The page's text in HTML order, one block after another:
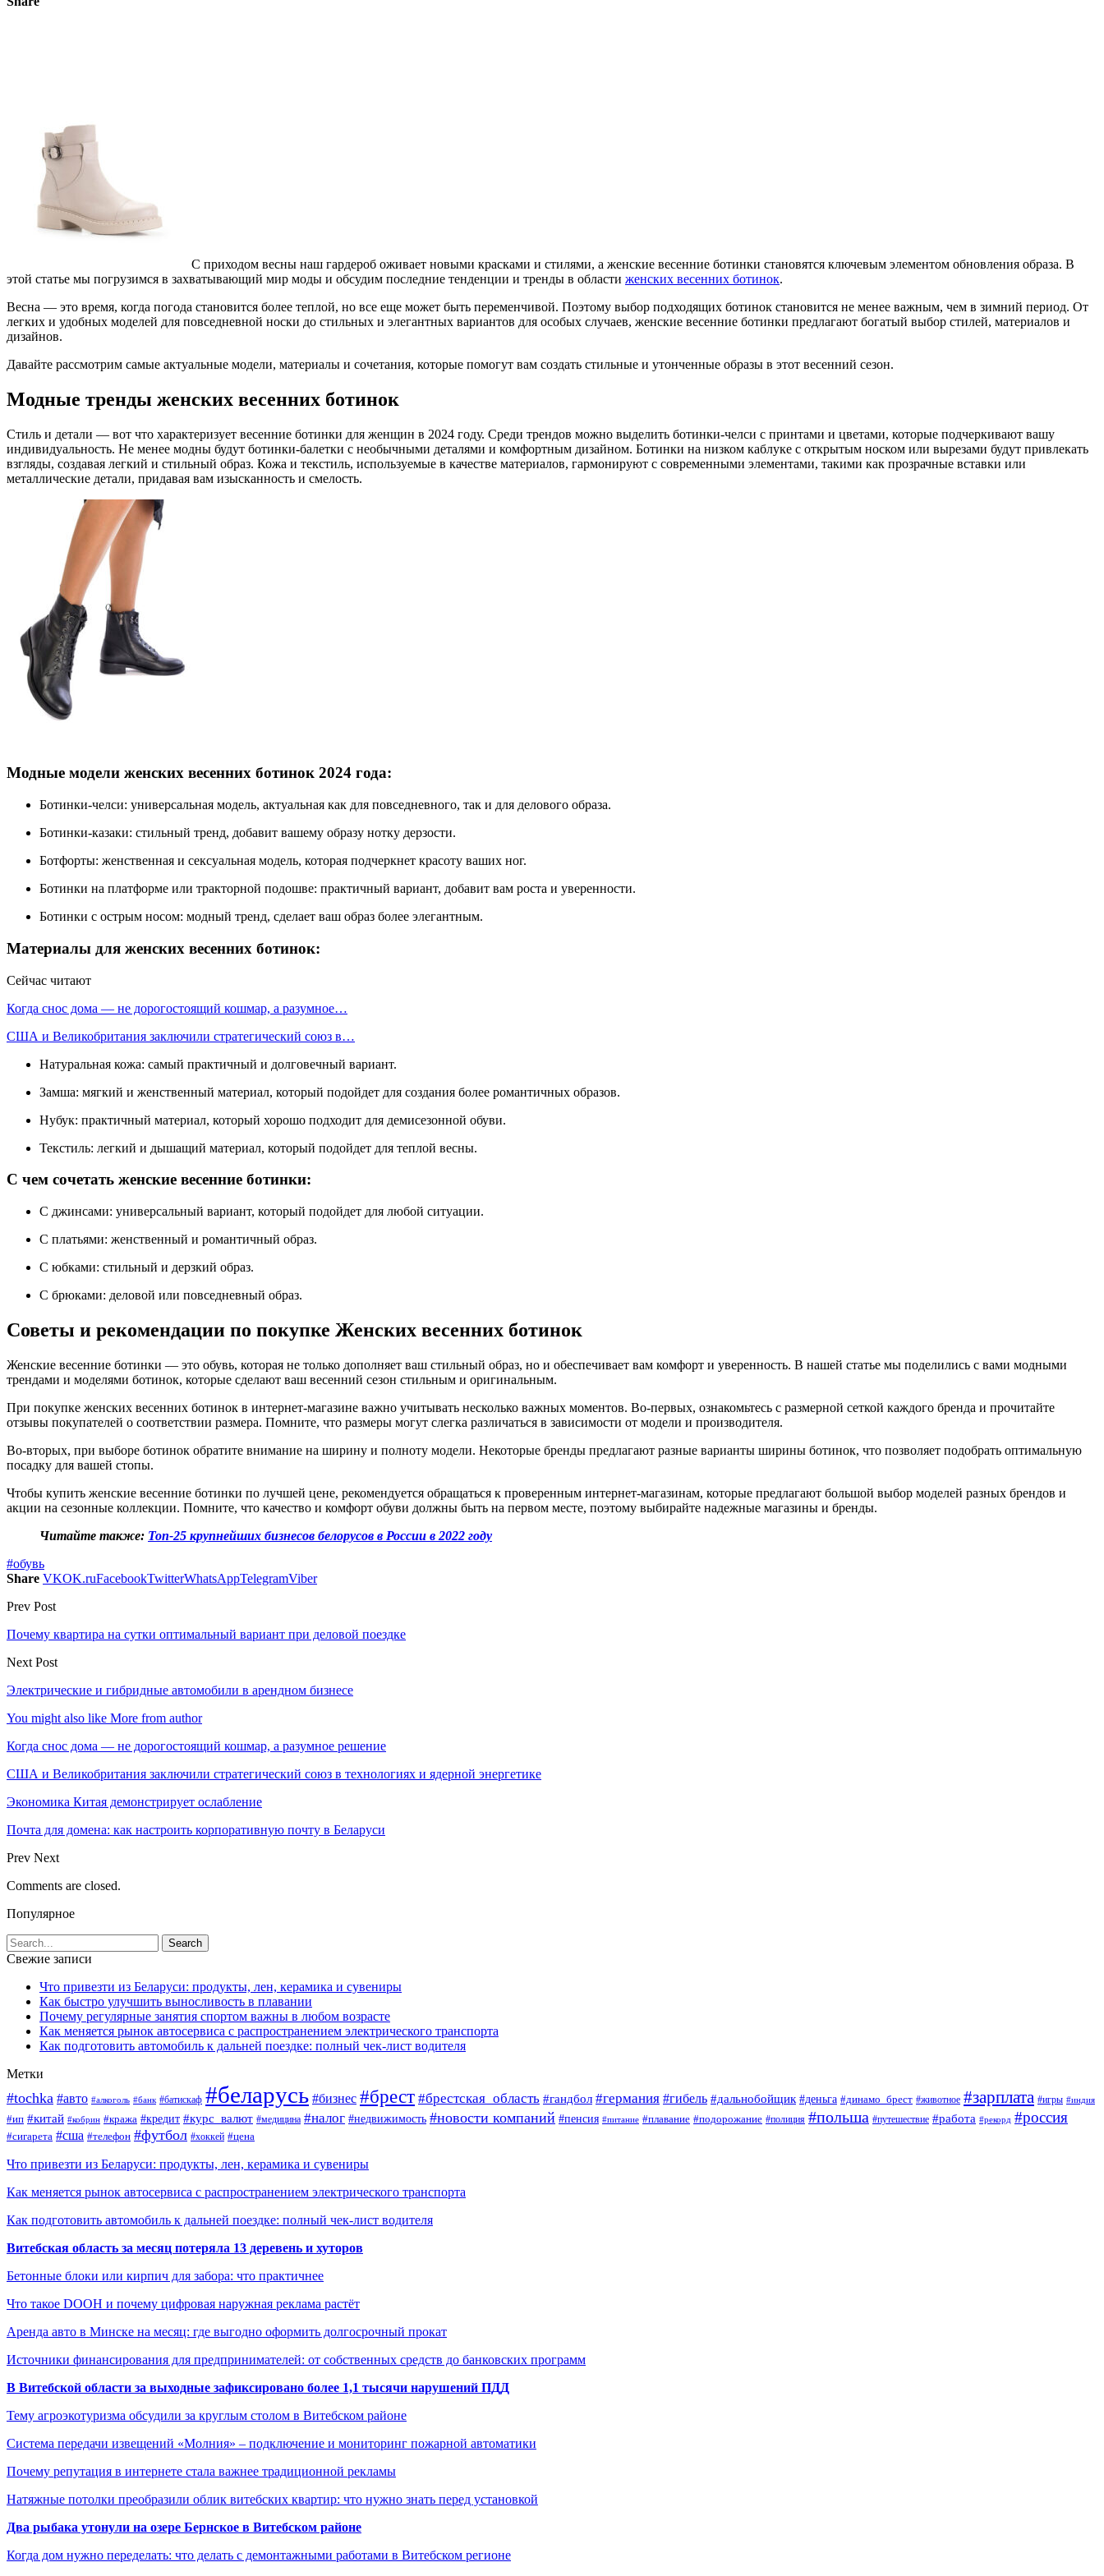
С приходом весны наш гардероб оживает новыми красками и стилями, а женские весенние ботинки становятся ключевым элементом обновления образа. В
этой статье мы погрузимся в захватывающий мир моды и обсудим последние тенденции и тренды в области женских весенних ботинок.
Весна — это время, когда погода становится более теплой, но все еще может быть переменчивой. Поэтому выбор подходящих ботинок становится не менее важным, чем в зимний период. От
легких и удобных моделей для повседневной носки до стильных и элегантных вариантов для особых случаев, женские весенние ботинки предлагают богатый выбор стилей, материалов и
дизайнов.
Давайте рассмотрим самые актуальные модели, материалы и сочетания, которые помогут вам создать стильные и утонченные образы в этот весенний сезон.
Модные тренды женских весенних ботинок
Стиль и детали — вот что характеризует весенние ботинки для женщин в 2024 году. Среди трендов можно выделить ботинки-челси с принтами и цветами, которые подчеркивают вашу
индивидуальность. Не менее модны будут ботинки-балетки с необычными деталями и комфортным дизайном. Ботинки на низком каблуке с открытым носком или вырезами будут привлекать
взгляды, создавая легкий и стильный образ. Кожа и текстиль, используемые в качестве материалов, гармонируют с современными элементами, такими как прозрачные вставки или
металлические детали, придавая вам изысканность и смелость.
Модные модели женских весенних ботинок 2024 года:
Ботинки-челси: универсальная модель, актуальная как для повседневного, так и для делового образа.
Ботинки-казаки: стильный тренд, добавит вашему образу нотку дерзости.
Ботфорты: женственная и сексуальная модель, которая подчеркнет красоту ваших ног.
Ботинки на платформе или тракторной подошве: практичный вариант, добавит вам роста и уверенности.
Ботинки с острым носом: модный тренд, сделает ваш образ более элегантным.
Материалы для женских весенних ботинок:
Сейчас читают
Когда снос дома — не дорогостоящий кошмар, а разумное…
США и Великобритания заключили стратегический союз в…
Натуральная кожа: самый практичный и долговечный вариант.
Замша: мягкий и женственный материал, который подойдет для создания более романтичных образов.
Нубук: практичный материал, который хорошо подходит для демисезонной обуви.
Текстиль: легкий и дышащий материал, который подойдет для теплой весны.
С чем сочетать женские весенние ботинки:
С джинсами: универсальный вариант, который подойдет для любой ситуации.
С платьями: женственный и романтичный образ.
С юбками: стильный и дерзкий образ.
С брюками: деловой или повседневный образ.
Советы и рекомендации по покупке Женских весенних ботинок
Женские весенние ботинки — это обувь, которая не только дополняет ваш стильный образ, но и обеспечивает вам комфорт и уверенность. В нашей статье мы поделились с вами модными
трендами и моделями ботинок, которые сделают ваш весенний сезон стильным и оригинальным.
При покупке женских весенних ботинок в интернет-магазине важно учитывать несколько важных моментов. Во-первых, ознакомьтесь с размерной сеткой каждого бренда и прочитайте
отзывы покупателей о соответствии размера. Помните, что размеры могут слегка различаться в зависимости от модели и производителя.
Во-вторых, при выборе ботинок обратите внимание на ширину и полноту модели. Некоторые бренды предлагают разные варианты ширины ботинок, что позволяет подобрать оптимальную
посадку для вашей стопы.
Чтобы купить женские весенние ботинки по лучшей цене, рекомендуется обращаться к проверенным интернет-магазинам, которые предлагают большой выбор моделей разных брендов и
акции на сезонные коллекции. Помните, что качество и комфорт обуви должны быть на первом месте, поэтому выбирайте надежные магазины и бренды.
Читайте также: Топ-25 крупнейших бизнесов белорусов в России в 2022 году
#обувь
Share VKOK.ruFacebookTwitterWhatsAppTelegramViber
Prev Post
Почему квартира на сутки оптимальный вариант при деловой поездке
Next Post
Электрические и гибридные автомобили в арендном бизнесе
You might also like More from author
Когда снос дома — не дорогостоящий кошмар, а разумное решение
США и Великобритания заключили стратегический союз в технологиях и ядерной энергетике
Экономика Китая демонстрирует ослабление
Почта для домена: как настроить корпоративную почту в Беларуси
Prev Next
Comments are closed.
Популярное
Свежие записи
Что привезти из Беларуси: продукты, лен, керамика и сувениры
Как быстро улучшить выносливость в плавании
Почему регулярные занятия спортом важны в любом возрасте
Как меняется рынок автосервиса с распространением электрического транспорта
Как подготовить автомобиль к дальней поездке: полный чек-лист водителя
Метки
#tochka #авто #алкоголь #банк #батискаф #беларусь #бизнес #брест #брестская_область #гандбол #германия #гибель #дальнобойщик #деньга #динамо_брест #животное #зарплата #игры #индия
#ип #китай #кобрин #кража #кредит #курс_валют #медицина #налог #недвижимость #новости компаний #пенсия #питание #плавание #подорожание #полиция #польша #путешествие #работа #рекорд #россия
#сигарета #сша #телефон #футбол #хоккей #цена
Что привезти из Беларуси: продукты, лен, керамика и сувениры
Как меняется рынок автосервиса с распространением электрического транспорта
Как подготовить автомобиль к дальней поездке: полный чек-лист водителя
Витебская область за месяц потеряла 13 деревень и хуторов
Бетонные блоки или кирпич для забора: что практичнее
Что такое DOOH и почему цифровая наружная реклама растёт
Аренда авто в Минске на месяц: где выгодно оформить долгосрочный прокат
Источники финансирования для предпринимателей: от собственных средств до банковских программ
В Витебской области за выходные зафиксировано более 1,1 тысячи нарушений ПДД
Тему агроэкотуризма обсудили за круглым столом в Витебском районе
Система передачи извещений «Молния» – подключение и мониторинг пожарной автоматики
Почему репутация в интернете стала важнее традиционной рекламы
Натяжные потолки преобразили облик витебских квартир: что нужно знать перед установкой
Два рыбака утонули на озере Бернское в Витебском районе
Когда дом нужно переделать: что делать с демонтажными работами в Витебском регионе